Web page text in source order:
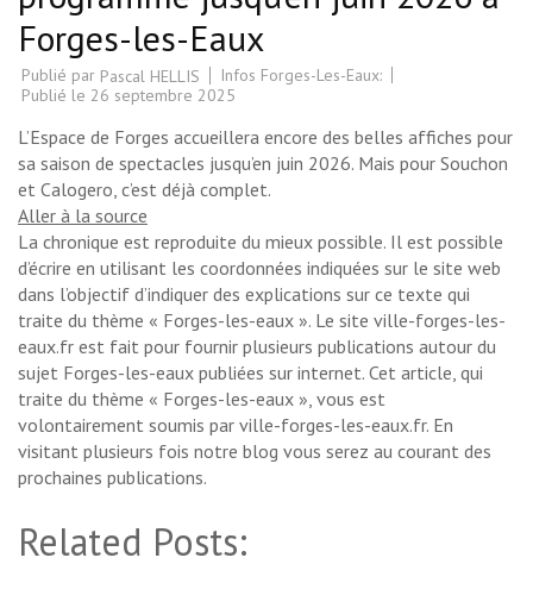
Forges-les-Eaux
Publié par Pascal HELLIS
Infos Forges-Les-Eaux:
Publié le 26 septembre 2025
L’Espace de Forges accueillera encore des belles affiches pour
sa saison de spectacles jusqu’en juin 2026. Mais pour Souchon
et Calogero, c’est déjà complet.
Aller à la source
La chronique est reproduite du mieux possible. Il est possible
d’écrire en utilisant les coordonnées indiquées sur le site web
dans l’objectif d’indiquer des explications sur ce texte qui
traite du thème « Forges-les-eaux ». Le site ville-forges-les-
eaux.fr est fait pour fournir plusieurs publications autour du
sujet Forges-les-eaux publiées sur internet. Cet article, qui
traite du thème « Forges-les-eaux », vous est
volontairement soumis par ville-forges-les-eaux.fr. En
visitant plusieurs fois notre blog vous serez au courant des
prochaines publications.
Related Posts: